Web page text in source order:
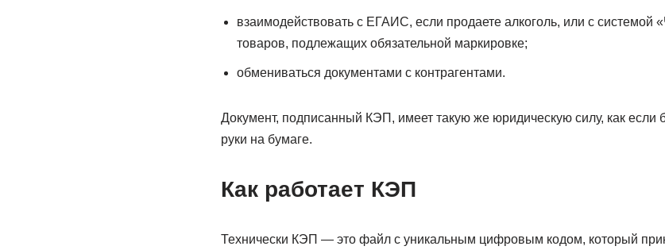
взаимодействовать с ЕГАИС, если продаете алкоголь, или с системой
товаров, подлежащих обязательной маркировке;
обмениваться документами с контрагентами.
Документ, подписанный КЭП, имеет такую же юридическую силу, как если
руки на бумаге.
Как работает КЭП
Технически КЭП — это файл с уникальным цифровым кодом, который